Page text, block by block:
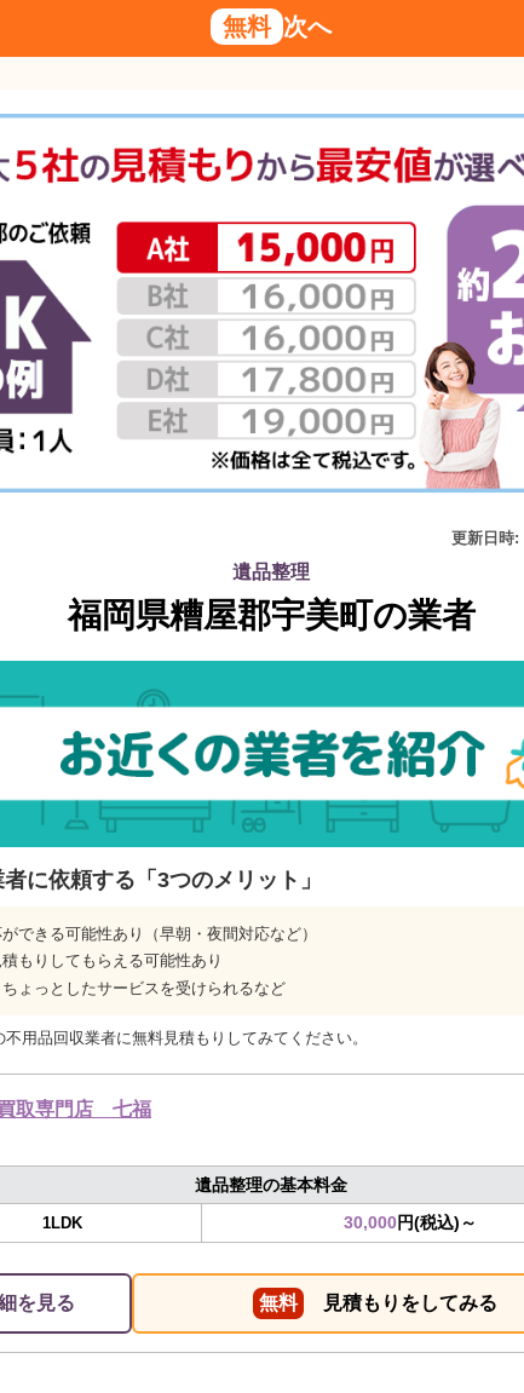
無料 次へ
更新日時:
遺品整理
福岡県糟屋郡宇美町の業者
に依頼する「3つのメリット」
できる可能性あり（早朝・夜間対応など）
もりしてもらえる可能性あり
ょっとしたサービスを受けられるなど
用品回収業者に無料見積もりしてみてください。
取専門店 七福
遺品整理の基本料金
1LDK 30,000円(税込)～
を見る 無料 見積もりをしてみる